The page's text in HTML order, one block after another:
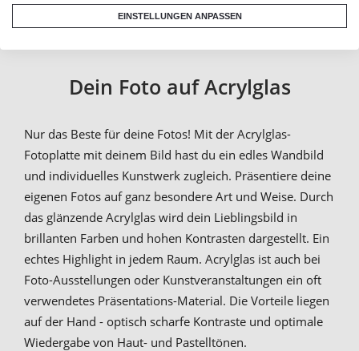
Dein Foto auf Acrylglas
Nur das Beste für deine Fotos! Mit der Acrylglas-
Fotoplatte mit deinem Bild hast du ein edles Wandbild
und individuelles Kunstwerk zugleich. Präsentiere deine
eigenen Fotos auf ganz besondere Art und Weise. Durch
das glänzende Acrylglas wird dein Lieblingsbild in
brillanten Farben und hohen Kontrasten dargestellt. Ein
echtes Highlight in jedem Raum. Acrylglas ist auch bei
Foto-Ausstellungen oder Kunstveranstaltungen ein oft
verwendetes Präsentations-Material. Die Vorteile liegen
auf der Hand - optisch scharfe Kontraste und optimale
Wiedergabe von Haut- und Pastelltönen.
EINSTELLUNGEN ANPASSEN